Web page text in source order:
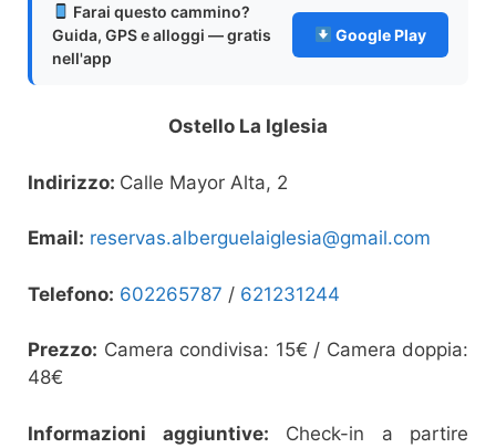
Farai questo cammino?
Guida, GPS e alloggi — gratis
nell'app
Google Play
Ostello La Iglesia
Indirizzo: Calle Mayor Alta, 2
Email: reservas.alberguelaiglesia@gmail.com
Telefono: 602265787 / 621231244
Prezzo: Camera condivisa: 15€ / Camera doppia:
48€
Informazioni aggiuntive: Check-in a partire